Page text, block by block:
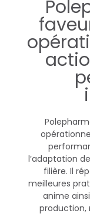
é
o
l’adaptation
filière. Il
meilleures
anime
production,